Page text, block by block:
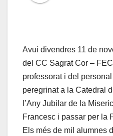
Avui divendres 11 de
del CC Sagrat Cor –
professorat i del
peregrinat a la Catedral
l’Any Jubilar de la
Francesc i passar per la
Els més de mil alumnes